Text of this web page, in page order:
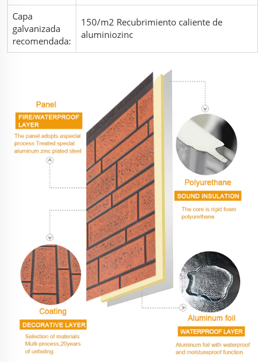
Capa
galvanizada
recomendada:
150/m2 Recubrimiento caliente de
aluminiozinc